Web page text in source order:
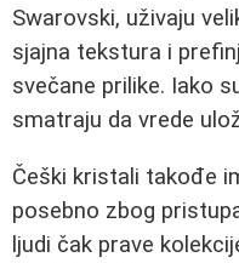
Swarovski, uživaju
sjajna tekstura i
svečane prilike. Iako
smatraju da vrede
Češki kristali takođe
posebno zbog
ljudi čak prave